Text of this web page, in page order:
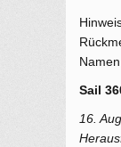
Sail
16.